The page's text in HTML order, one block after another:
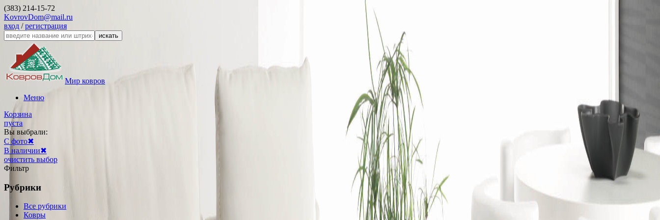
(383) 214-15-72
KovrovDom@mail.ru
вход /регистрация
искать
Мир ковров
Меню
Корзина
пуста
Вы выбрали:
С фото✖
В наличии✖
очистить выбор
Фильтр
Рубрики
Все рубрики
Ковры